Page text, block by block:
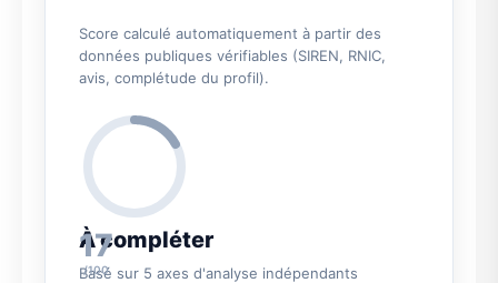
Score calculé automatiquement à partir des
données publiques vérifiables (SIREN, RNIC,
avis, complétude du profil).
17
/100
À compléter
Basé sur 5 axes d'analyse indépendants